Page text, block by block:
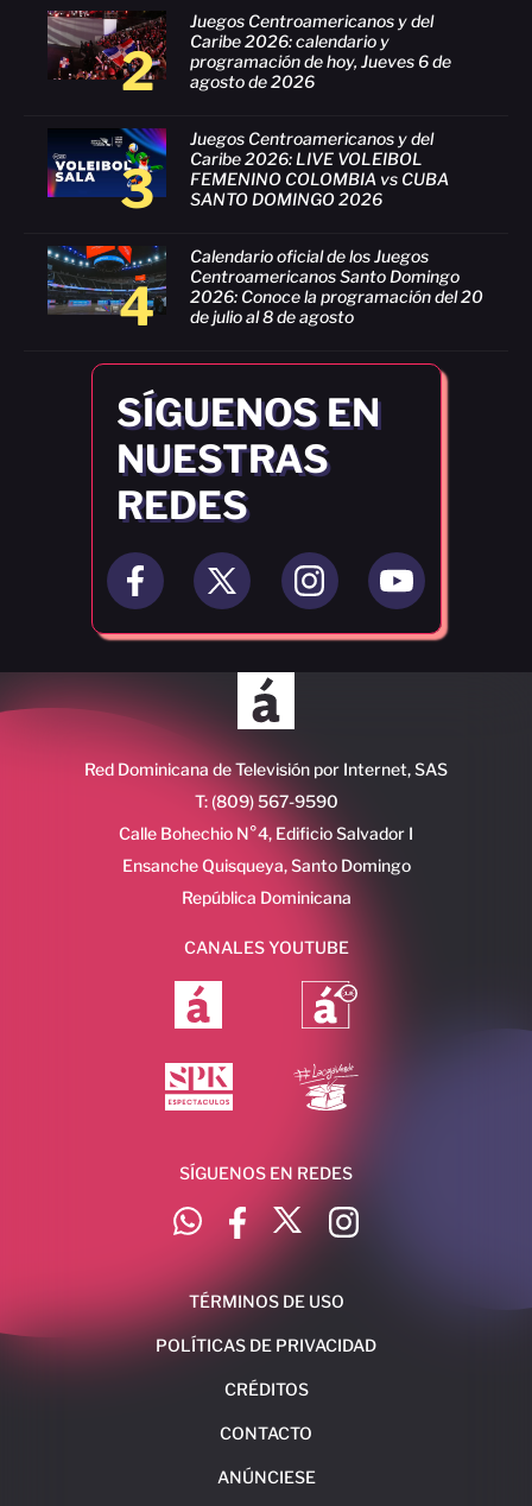
2
Juegos Centroamericanos y del
Caribe 2026: calendario y
programación de hoy, Jueves 6 de
agosto de 2026
3
Juegos Centroamericanos y del
Caribe 2026: LIVE VOLEIBOL
FEMENINO COLOMBIA vs CUBA
SANTO DOMINGO 2026
4
Calendario oficial de los Juegos
Centroamericanos Santo Domingo
2026: Conoce la programación del 20
de julio al 8 de agosto
SÍGUENOS EN
NUESTRAS
REDES
Red Dominicana de Televisión por Internet, SAS
T: (809) 567-9590
Calle Bohechio N°4, Edificio Salvador I
Ensanche Quisqueya, Santo Domingo
República Dominicana
CANALES YOUTUBE
SÍGUENOS EN REDES
TÉRMINOS DE USO
POLÍTICAS DE PRIVACIDAD
CRÉDITOS
CONTACTO
ANÚNCIESE